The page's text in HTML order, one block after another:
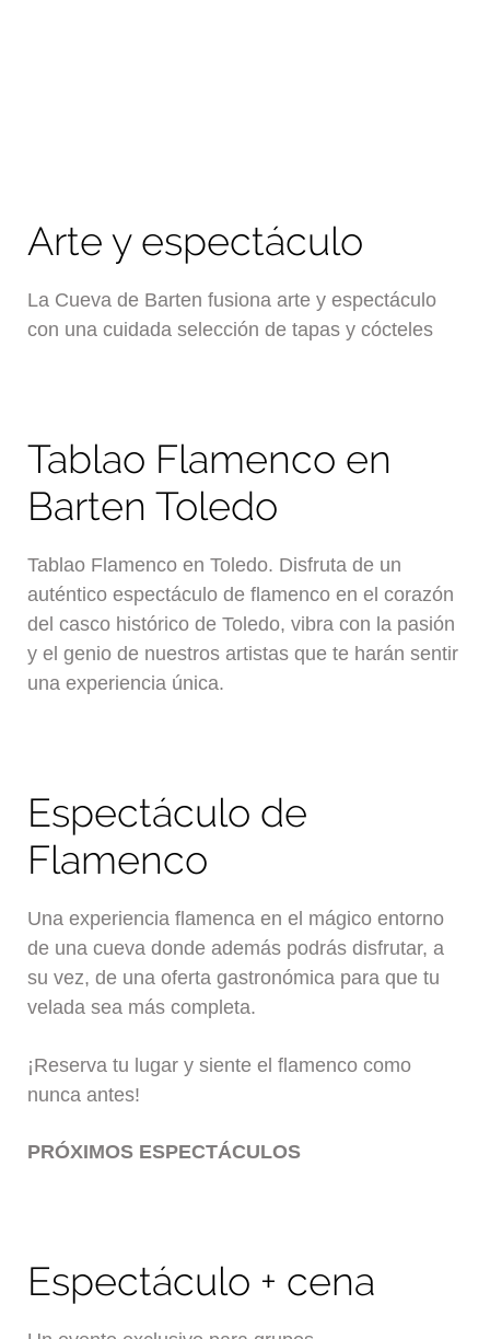
Arte y espectáculo
La Cueva de Barten fusiona arte y espectáculo
con una cuidada selección de tapas y cócteles
Tablao Flamenco en
Barten Toledo
Tablao Flamenco en Toledo. Disfruta de un
auténtico espectáculo de flamenco en el corazón
del casco histórico de Toledo, vibra con la pasión
y el genio de nuestros artistas que te harán sentir
una experiencia única.
Espectáculo de
Flamenco
Una experiencia flamenca en el mágico entorno
de una cueva donde además podrás disfrutar, a
su vez, de una oferta gastronómica para que tu
velada sea más completa.
¡Reserva tu lugar y siente el flamenco como
nunca antes!
PRÓXIMOS ESPECTÁCULOS
Espectáculo + cena